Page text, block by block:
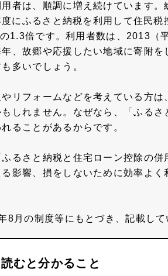
者は、順調に増え続けています。
にふるさと納税を利用して住民税
1.3倍です。利用者数は、2013（
、故郷や応援したい地域に寄附を
多いでしょう。
リフォームなどを考えている方は
しれません。なぜなら、「ふる
ることがあるからです。
るさと納税と住宅ローン控除の
影響、損をしないために効率よ
8月の制度等にもとづき、記載して
むと分かること